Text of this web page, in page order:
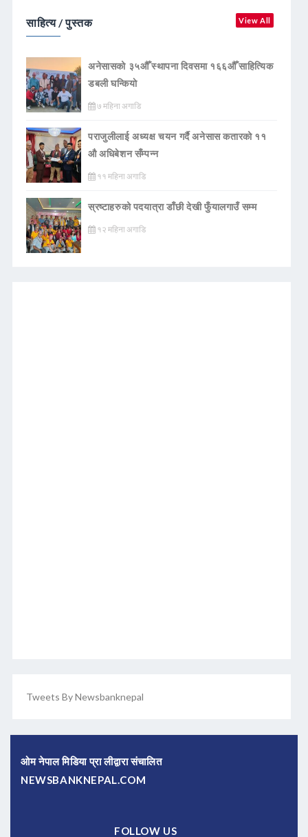
साहित्य / पुस्तक View All
अनेसासको ३५औँ स्थापना दिवसमा १६६औँ साहित्यिक
डबली घन्कियाे
७ महिना अगाडि
पराजुलीलाई अध्यक्ष चयन गर्दै अनेसास कतारको ११
औ अधिबेशन सँम्पन्न
११ महिना अगाडि
स्रष्टाहरुको पदयात्रा डाँछी देखी फुँयालगाउँ सम्म
१२ महिना अगाडि
Tweets By Newsbanknepal
ओम नेपाल मिडिया प्रा लीद्वारा संचालित
NEWSBANKNEPAL.COM
FOLLOW US